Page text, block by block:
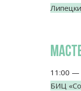
11:00 —
БИЦ